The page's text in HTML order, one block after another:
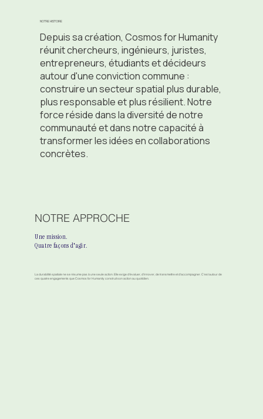
NOTRE HISTOIRE
Depuis sa création, Cosmos for Humanity
réunit chercheurs, ingénieurs, juristes,
entrepreneurs, étudiants et décideurs
autour d'une conviction commune :
construire un secteur spatial plus durable,
plus responsable et plus résilient. Notre
force réside dans la diversité de notre
communauté et dans notre capacité à
transformer les idées en collaborations
concrètes.
NOTRE APPROCHE
Une mission.
Quatre façons d'agir.
La durabilité spatiale ne se résume pas à une seule action. Elle exige d'évaluer, d'innover, de transmettre et d'accompagner. C'est autour de
ces quatre engagements que Cosmos for Humanity construit son action au quotidien.